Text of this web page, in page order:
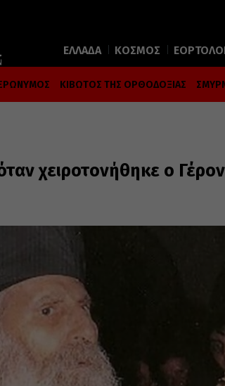
ΕΛΛΑΔΑ ΚΟΣΜΟΣ
ΚΙΒΩΤΟΣ ΤΗΣ ΟΡΘΟΔΟΞΙΑΣ
χειροτονήθηκε ο